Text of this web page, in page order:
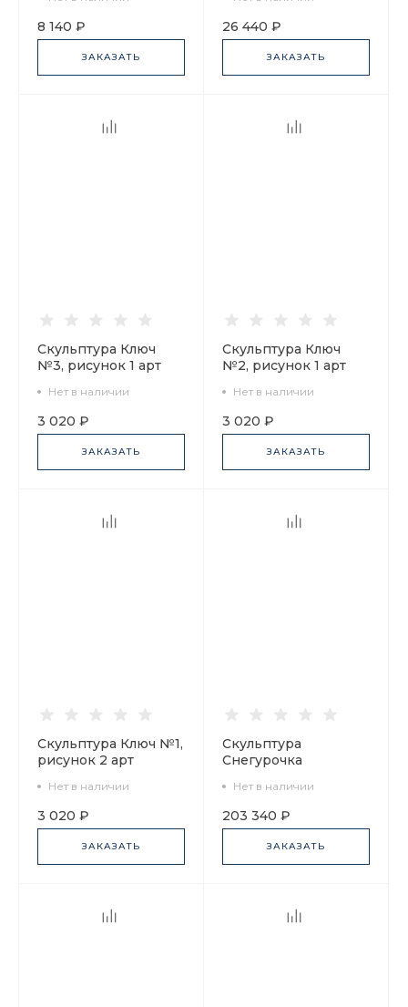
62.06025.00.1
8 140 ₽
ЗАКАЗАТЬ
26 440 ₽
ЗАКАЗАТЬ
Скульптура Ключ
№3, рисунок 1 арт
Нет в наличии
3 020 ₽
ЗАКАЗАТЬ
Скульптура Ключ
№2, рисунок 1 арт
Нет в наличии
3 020 ₽
ЗАКАЗАТЬ
Скульптура Ключ №1,
рисунок 2 арт
Нет в наличии
3 020 ₽
ЗАКАЗАТЬ
Скульптура
Снегурочка
62.14571.00.1
Нет в наличии
203 340 ₽
ЗАКАЗАТЬ